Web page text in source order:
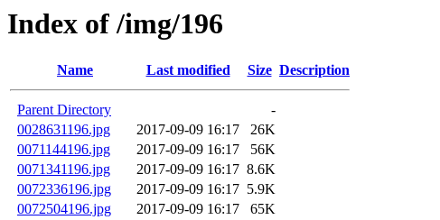
Index of /img/196
Name Last modified Size Description
Parent Directory
-
0028631196.jpg
2017-09-09 16:17
26K
0071144196.jpg
2017-09-09 16:17
56K
0071341196.jpg
2017-09-09 16:17 8.6K
0072336196.jpg
2017-09-09 16:17 5.9K
0072504196.jpg
2017-09-09 16:17
65K